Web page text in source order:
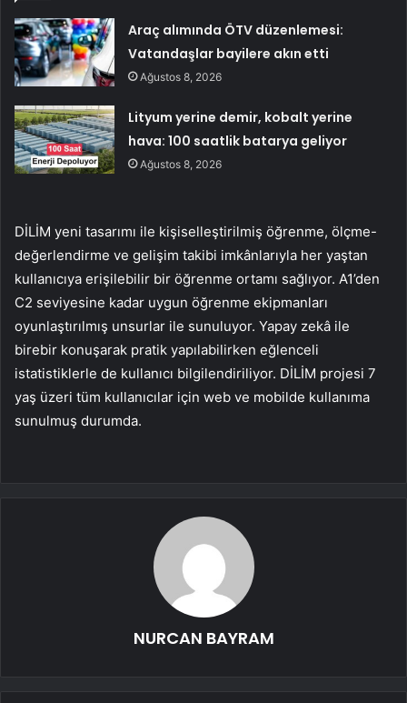
Araç alımında ÖTV düzenlemesi:
Vatandaşlar bayilere akın etti
Ağustos 8, 2026
Lityum yerine demir, kobalt yerine
hava: 100 saatlik batarya geliyor
Ağustos 8, 2026
DİLİM yeni tasarımı ile kişiselleştirilmiş öğrenme, ölçme-
değerlendirme ve gelişim takibi imkânlarıyla her yaştan
kullanıcıya erişilebilir bir öğrenme ortamı sağlıyor. A1’den
C2 seviyesine kadar uygun öğrenme ekipmanları
oyunlaştırılmış unsurlar ile sunuluyor. Yapay zekâ ile
birebir konuşarak pratik yapılabilirken eğlenceli
istatistiklerle de kullanıcı bilgilendiriliyor. DİLİM projesi 7
yaş üzeri tüm kullanıcılar için web ve mobilde kullanıma
sunulmuş durumda.
NURCAN BAYRAM